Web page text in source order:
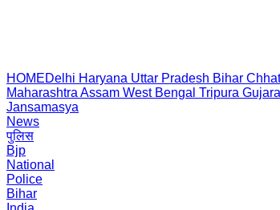
HOMEDelhi Haryana Uttar Pradesh Bihar
Maharashtra Assam West Bengal Tripura
Jansamasya
News
पुलिस
Bjp
National
Police
Bihar